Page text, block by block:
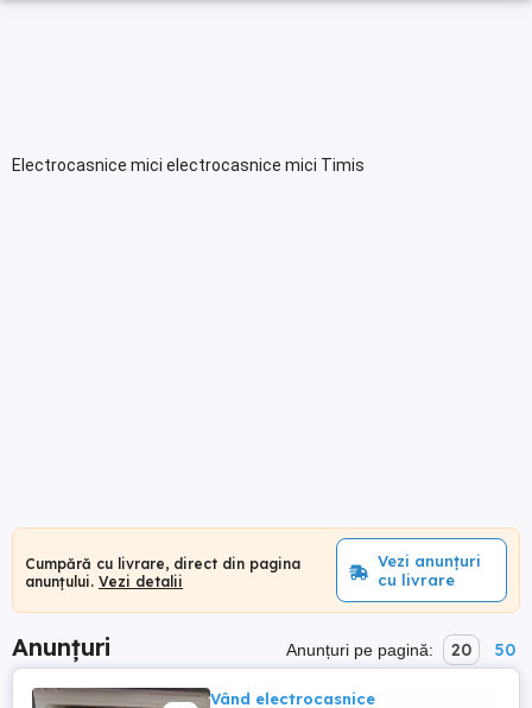
Electrocasnice mici electrocasnice mici Timis
Cumpără cu livrare, direct din pagina
anunțului. Vezi detalii
Vezi anunțuri
cu livrare
Anunțuri Anunțuri pe pagină: 20 50
Vând electrocasnice